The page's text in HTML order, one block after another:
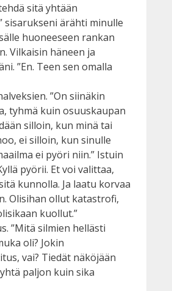
sitä yhtään
sisarukseni ärähti minulle
huoneeseen rankan
Vilkaisin häneen ja
”En. Teen sen omalla
”On siinäkin
tyhmä kuin osuuskaupan
silloin, kun minä tai
ei silloin, kun sinulle
ei pyöri niin.” Istuin
pyörii. Et voi valittaa,
kunnolla. Ja laatu korvaa
Olisihan ollut katastrofi,
kuollut.”
”Mitä silmien hellästi
oli? Jokin
vai? Tiedät näköjään
paljon kuin sika